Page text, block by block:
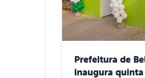
Prefeitura de
inaugura